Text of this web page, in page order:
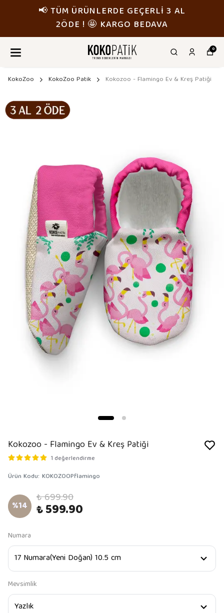
GEÇERLİ 3 AL
BEDAVA
📢 TÜM
0
KokoZoo KokoZoo Patik Kokozoo - Flamingo Ev & Kreş Patiği
Kokozoo - Flamingo Ev & Kreş Patiği
1 değerlendirme
Ürün Kodu: KOKOZOOPflamingo
%14 ₺ 699.90
₺ 599.90
Numara
Mevsimlik